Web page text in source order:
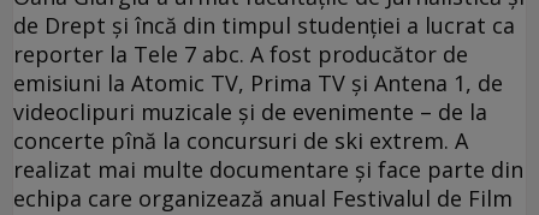
de Drept şi încă din timpul studenţiei a lucrat ca
reporter la Tele 7 abc. A fost producător de
emisiuni la Atomic TV, Prima TV şi Antena 1, de
videoclipuri muzicale şi de evenimente – de la
concerte pînă la concursuri de ski extrem. A
realizat mai multe documentare şi face parte din
echipa care organizează anual Festivalul de Film